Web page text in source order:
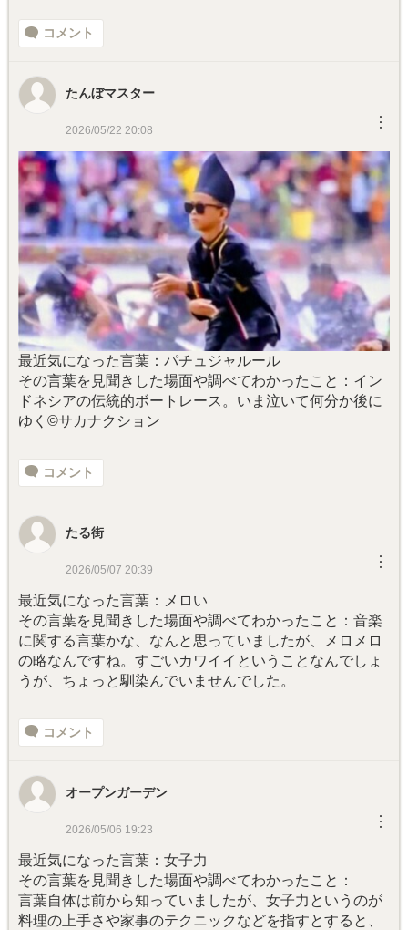
コメント
たんぼマスター
2026/05/22 20:08 ︙
最近気になった言葉：パチュジャルール
その言葉を見聞きした場面や調べてわかったこと：イン
ドネシアの伝統的ボートレース。いま泣いて何分か後に
ゆく©サカナクション
コメント
たる街
2026/05/07 20:39 ︙
最近気になった言葉：メロい
その言葉を見聞きした場面や調べてわかったこと：音楽
に関する言葉かな、なんと思っていましたが、メロメロ
の略なんですね。すごいカワイイということなんでしょ
うが、ちょっと馴染んでいませんでした。
コメント
オープンガーデン
2026/05/06 19:23 ︙
最近気になった言葉：女子力
その言葉を見聞きした場面や調べてわかったこと：
言葉自体は前から知っていましたが、女子力というのが
料理の上手さや家事のテクニックなどを指すとすると、